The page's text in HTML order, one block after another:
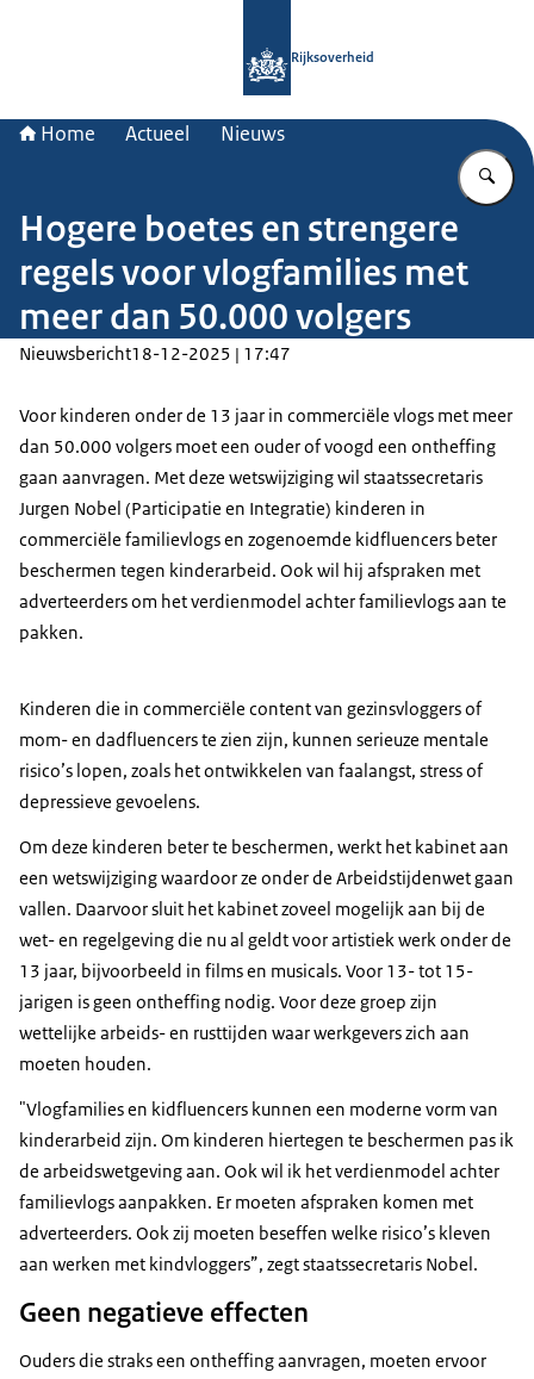
Rijksoverheid
Home Actueel Nieuws
Hogere boetes en strengere
regels voor vlogfamilies met
meer dan 50.000 volgers
Nieuwsbericht18-12-2025 | 17:47
Voor kinderen onder de 13 jaar in commerciële vlogs met meer
dan 50.000 volgers moet een ouder of voogd een ontheffing
gaan aanvragen. Met deze wetswijziging wil staatssecretaris
Jurgen Nobel (Participatie en Integratie) kinderen in
commerciële familievlogs en zogenoemde kidfluencers beter
beschermen tegen kinderarbeid. Ook wil hij afspraken met
adverteerders om het verdienmodel achter familievlogs aan te
pakken.
Kinderen die in commerciële content van gezinsvloggers of
mom- en dadfluencers te zien zijn, kunnen serieuze mentale
risico’s lopen, zoals het ontwikkelen van faalangst, stress of
depressieve gevoelens.
Om deze kinderen beter te beschermen, werkt het kabinet aan
een wetswijziging waardoor ze onder de Arbeidstijdenwet gaan
vallen. Daarvoor sluit het kabinet zoveel mogelijk aan bij de
wet- en regelgeving die nu al geldt voor artistiek werk onder de
13 jaar, bijvoorbeeld in films en musicals. Voor 13- tot 15-
jarigen is geen ontheffing nodig. Voor deze groep zijn
wettelijke arbeids- en rusttijden waar werkgevers zich aan
moeten houden.
"Vlogfamilies en kidfluencers kunnen een moderne vorm van
kinderarbeid zijn. Om kinderen hiertegen te beschermen pas ik
de arbeidswetgeving aan. Ook wil ik het verdienmodel achter
familievlogs aanpakken. Er moeten afspraken komen met
adverteerders. Ook zij moeten beseffen welke risico’s kleven
aan werken met kindvloggers”, zegt staatssecretaris Nobel.
Geen negatieve effecten
Ouders die straks een ontheffing aanvragen, moeten ervoor